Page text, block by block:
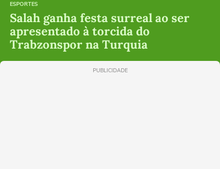
ESPORTES
Salah ganha festa surreal ao ser
apresentado à torcida do
Trabzonspor na Turquia
PUBLICIDADE